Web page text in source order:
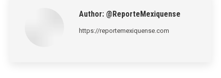
Author: @ReporteMexiquense
https://reportemexiquense.com